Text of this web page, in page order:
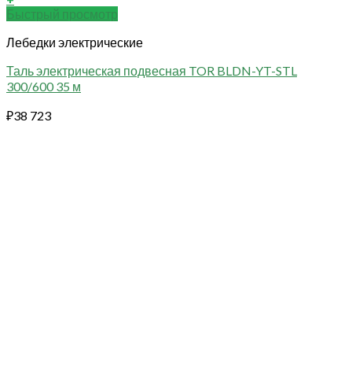
Быстрый просмотр
Лебедки электрические
Таль электрическая подвесная TOR BLDN-YT-STL
300/600 35 м
₽38 723